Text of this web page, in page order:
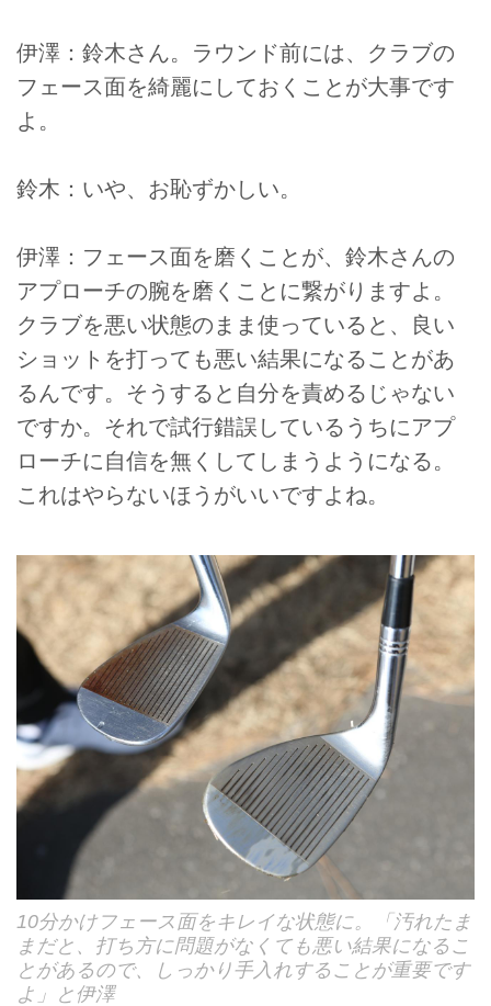
伊澤：鈴木さん。ラウンド前には、クラブの
フェース面を綺麗にしておくことが大事です
よ。
鈴木：いや、お恥ずかしい。
伊澤：フェース面を磨くことが、鈴木さんの
アプローチの腕を磨くことに繋がりますよ。
クラブを悪い状態のまま使っていると、良い
ショットを打っても悪い結果になることがあ
るんです。そうすると自分を責めるじゃない
ですか。それで試行錯誤しているうちにアプ
ローチに自信を無くしてしまうようになる。
これはやらないほうがいいですよね。
10分かけフェース面をキレイな状態に。「汚れたま
まだと、打ち方に問題がなくても悪い結果になるこ
とがあるので、しっかり手入れすることが重要です
よ」と伊澤